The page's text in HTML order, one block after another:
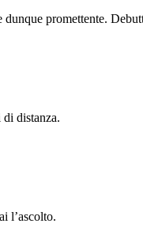
promettente.
distanza.
l’ascolto.